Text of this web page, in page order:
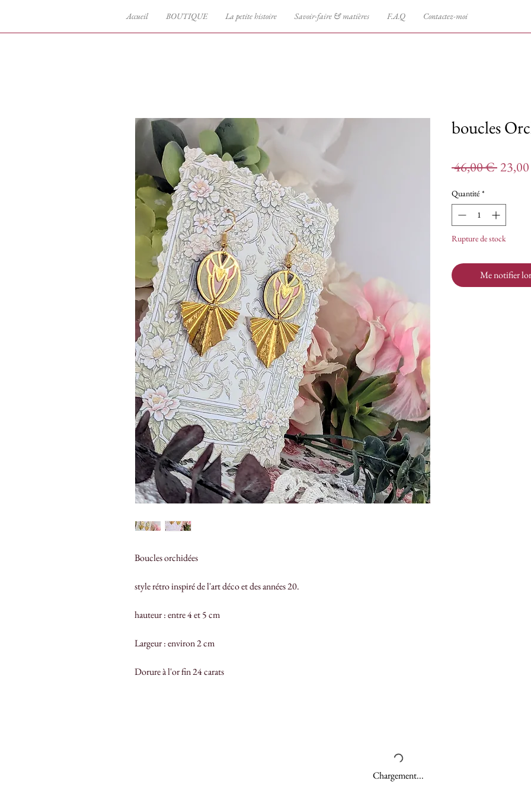
Accueil BOUTIQUE La petite histoire Savoir-faire & matières F.A.Q Contactez-moi
Boucles orchidées
style rétro inspiré de l'art déco et des années 20.
hauteur : entre 4 et 5 cm
Largeur : environ 2 cm
Dorure à l'or fin 24 carats
boucles
46,00 € Prix
Quantité *
Rupture de stock
Me notifier
Chargement...